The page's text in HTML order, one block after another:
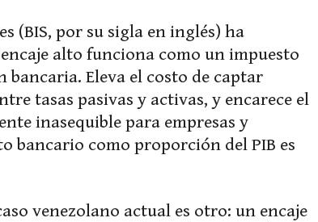
(BIS, por su sigla en inglés) ha
alto funciona como un impuesto
Eleva el costo de captar
tasas pasivas y activas, y encarece el
inasequible para empresas y
bancario como proporción del PIB es
venezolano actual es otro: un encaje